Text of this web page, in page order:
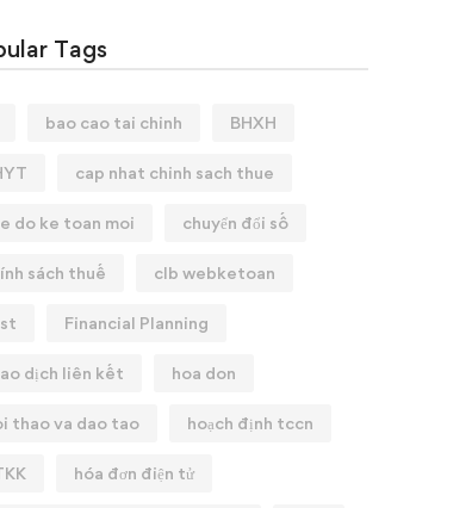
Tags
bao cao tai chinh BHXH
cap nhat chinh sach thue
do ke toan moi chuyển đổi số
sách thuế clb webketoan
Financial Planning
dịch liên kết hoa don
thao va dao tao hoạch định tccn
hóa đơn điện tử